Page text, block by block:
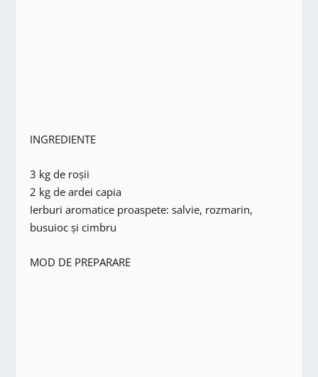
INGREDIENTE
3 kg de roşii
2 kg de ardei capia
Ierburi aromatice proaspete: salvie, rozmarin,
busuioc şi cimbru
MOD DE PREPARARE